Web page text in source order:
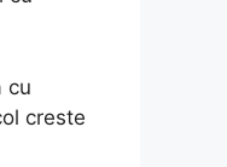
cu
creste